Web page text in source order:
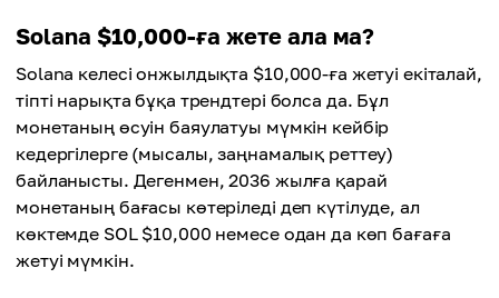
Solana $10,000-ға жете ала ма?
Solana келесі онжылдықта $10,000-ға жетуі екіталай,
тіпті нарықта бұқа трендтері болса да. Бұл
монетаның өсуін баяулатуы мүмкін кейбір
кедергілерге (мысалы, заңнамалық реттеу)
байланысты. Дегенмен, 2036 жылға қарай
монетаның бағасы көтеріледі деп күтілуде, ал
көктемде SOL $10,000 немесе одан да көп бағаға
жетуі мүмкін.